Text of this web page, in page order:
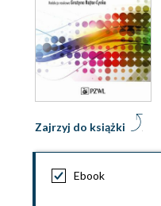
Zajrzyj do książki
Ebook